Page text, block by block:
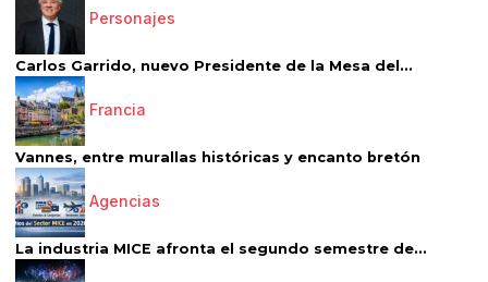
Personajes
Carlos Garrido, nuevo Presidente de la Mesa del...
Francia
Vannes, entre murallas históricas y encanto bretón
Agencias
La industria MICE afronta el segundo semestre de...